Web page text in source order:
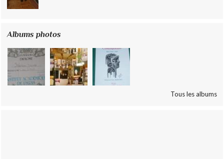
Albums photos
Tous les albums